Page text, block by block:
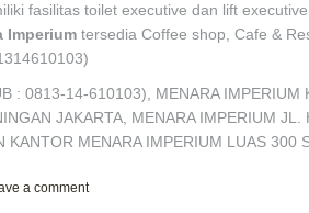
fasilitas toilet executive dan lift
Imperium tersedia Coffee shop, Cafe &
: 0813-14-610103), MENARA IMPERIUM
JAKARTA, MENARA IMPERIUM
KANTOR MENARA IMPERIUM LUAS 300
a comment